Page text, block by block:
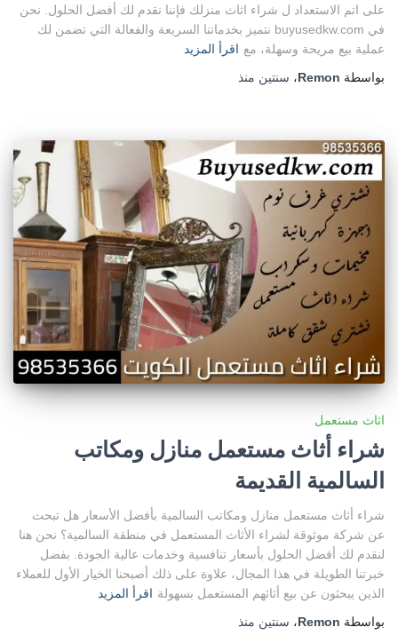
على اتم الاستعداد ل شراء اثاث منزلك فإننا نقدم لك أفضل الحلول. نحن
في buyusedkw.com نتميز بخدماتنا السريعة والفعالة التي تضمن لك
عملية بيع مريحة وسهلة، مع اقرأ المزيد
بواسطة Remon، سنتين منذ
اثاث مستعمل
شراء أثاث مستعمل منازل ومكاتب
السالمية القديمة
شراء أثاث مستعمل منازل ومكاتب السالمية بأفضل الأسعار هل تبحث
عن شركة موثوقة لشراء الأثاث المستعمل في منطقة السالمية؟ نحن هنا
لنقدم لك أفضل الحلول بأسعار تنافسية وخدمات عالية الجودة. بفضل
خبرتنا الطويلة في هذا المجال، علاوة على ذلك أصبحنا الخيار الأول للعملاء
الذين يبحثون عن بيع أثاثهم المستعمل بسهولة اقرأ المزيد
بواسطة Remon، سنتين منذ